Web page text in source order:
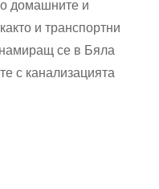
домашните и
и транспортни
се в Бяла
с канализацията